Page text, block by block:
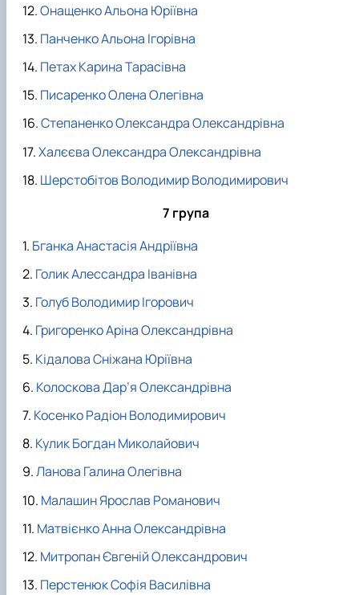
Онащенко Альона Юріївна
Панченко Альона Ігорівна
Петах Карина Тарасівна
Писаренко Олена Олегівна
Степаненко Олександра Олександрівна
Халєєва Олександра Олександрівна
Шерстобітов Володимир Володимирович
7 група
Бганка Анастасія Андріївна
Голик Алессандра Іванівна
Голуб Володимир Ігорович
Григоренко Аріна Олександрівна
Кідалова Сніжана Юріївна
Колоскова Дар’я Олександрівна
Косенко Радіон Володимирович
Кулик Богдан Миколайович
Ланова Галина Олегівна
Малашин Ярослав Романович
Матвієнко Анна Олександрівна
Митропан Євгеній Олександрович
Перстенюк Софія Василівна